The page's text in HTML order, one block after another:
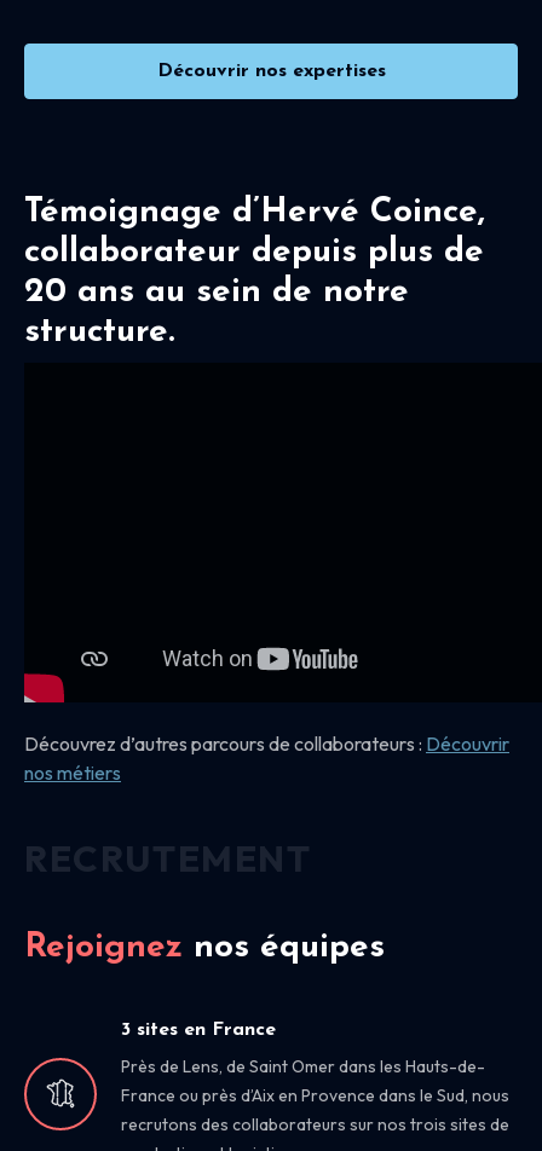
Découvrir nos expertises
Témoignage d’Hervé Coince,
collaborateur depuis plus de
20 ans au sein de notre
structure.
Découvrez d’autres parcours de collaborateurs : Découvrir
nos métiers
Rejoignez nos équipes
3 sites en France
Près de Lens, de Saint Omer dans les Hauts-de-
France ou près d’Aix en Provence dans le Sud, nous
recrutons des collaborateurs sur nos trois sites de
RECRUTEMENT